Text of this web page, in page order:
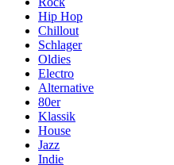
Hip Hop
Chillout
Schlager
Oldies
Electro
Alternative
80er
Klassik
House
Jazz
Indie